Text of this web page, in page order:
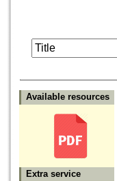
Available resources
Extra service